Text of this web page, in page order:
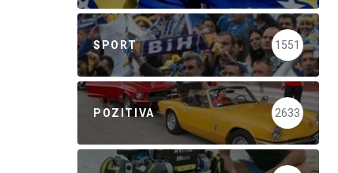
SPORT 1551
POZITIVA 2633